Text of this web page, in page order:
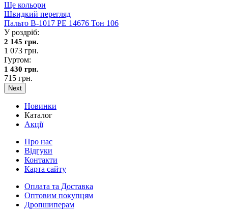
Ще кольори
Швидкий перегляд
Пальто В-1017 PE 14676 Тон 106
У роздріб:
2 145 грн.
1 073 грн.
Гуртом:
1 430 грн.
715 грн.
Next
Новинки
Каталог
Акції
Про нас
Відгуки
Контакти
Карта сайту
Оплата та Доставка
Оптовим покупцям
Дропшиперам